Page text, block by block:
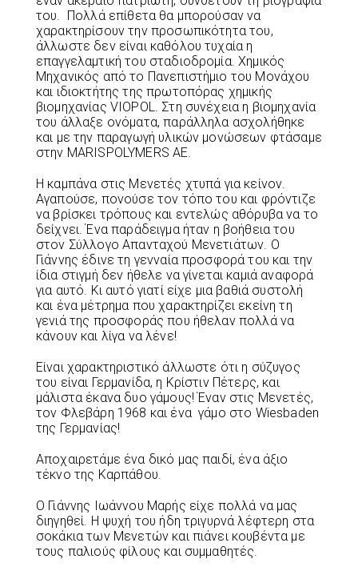
του. Πολλά επίθετα θα μπορούσαν να
χαρακτηρίσουν την προσωπικότητα του,
άλλωστε δεν είναι καθόλου τυχαία η
επαγγελαμτική του σταδιοδρομία. Χημικός
Μηχανικός από το Πανεπιστήμιο του Μονάχου
και ιδιοκτήτης της πρωτοπόρας χημικής
βιομηχανίας VIOPOL. Στη συνέχεια η βιομηχανία
του άλλαξε ονόματα, παράλληλα ασχολήθηκε
και με την παραγωγή υλικών μονώσεων φτάσαμε
στην MARISPOLYMERS AE.
Η καμπάνα στις Μενετές χτυπά για κείνον.
Αγαπούσε, πονούσε τον τόπο του και φρόντιζε
να βρίσκει τρόπους και εντελώς αθόρυβα να το
δείχνει. Ένα παράδειγμα ήταν η βοήθεια του
στον Σύλλογο Απανταχού Μενετιάτων. Ο
Γιάννης έδινε τη γενναία προσφορά του και την
ίδια στιγμή δεν ήθελε να γίνεται καμιά αναφορά
για αυτό. Κι αυτό γιατί είχε μια βαθιά συστολή
και ένα μέτρημα που χαρακτηρίζει εκείνη τη
γενιά της προσφοράς που ήθελαν πολλά να
κάνουν και λίγα να λένε!
Είναι χαρακτηριστικό άλλωστε ότι η σύζυγος
του είναι Γερμανίδα, η Κρίστιν Πέτερς, και
μάλιστα έκανα δυο γάμους! Έναν στις Μενετές,
τον Φλεβάρη 1968 και ένα γάμο στο Wiesbaden
της Γερμανίας!
Αποχαιρετάμε ένα δικό μας παιδί, ένα άξιο
τέκνο της Καρπάθου.
Ο Γιάννης Ιωάννου Μαρής είχε πολλά να μας
διηγηθεί. Η ψυχή του ήδη τριγυρνά λέφτερη στα
σοκάκια των Μενετών και πιάνει κουβέντα με
τους παλιούς φίλους και συμμαθητές.